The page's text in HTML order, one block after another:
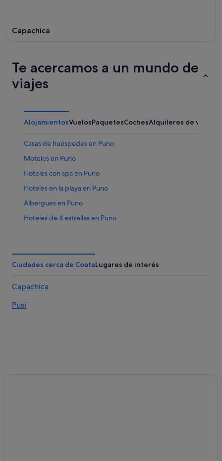
Capachica
Te acercamos a un mundo de
viajes
AlojamientosVuelosPaquetesCochesAlquileres de
Casas de huéspedes en Puno
Moteles en Puno
Hoteles con spa en Puno
Hoteles en la playa en Puno
Albergues en Puno
Hoteles de 4 estrellas en Puno
Hoteles con bodega en Puno
Isla Amantaní hoteles
Hoteles de 3 estrellas en Puno
Ciudades cerca de CoataLugares de interés
Capachica
Pusi